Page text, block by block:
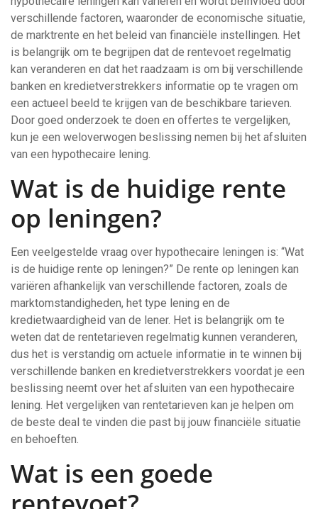
verschillende factoren, waaronder de economische situatie,
de marktrente en het beleid van financiële instellingen. Het
is belangrijk om te begrijpen dat de rentevoet regelmatig
kan veranderen en dat het raadzaam is om bij verschillende
banken en kredietverstrekkers informatie op te vragen om
een actueel beeld te krijgen van de beschikbare tarieven.
Door goed onderzoek te doen en offertes te vergelijken,
kun je een weloverwogen beslissing nemen bij het afsluiten
van een hypothecaire lening.
Wat is de huidige rente
op leningen?
Een veelgestelde vraag over hypothecaire leningen is: “Wat
is de huidige rente op leningen?” De rente op leningen kan
variëren afhankelijk van verschillende factoren, zoals de
marktomstandigheden, het type lening en de
kredietwaardigheid van de lener. Het is belangrijk om te
weten dat de rentetarieven regelmatig kunnen veranderen,
dus het is verstandig om actuele informatie in te winnen bij
verschillende banken en kredietverstrekkers voordat je een
beslissing neemt over het afsluiten van een hypothecaire
lening. Het vergelijken van rentetarieven kan je helpen om
de beste deal te vinden die past bij jouw financiële situatie
en behoeften.
Wat is een goede